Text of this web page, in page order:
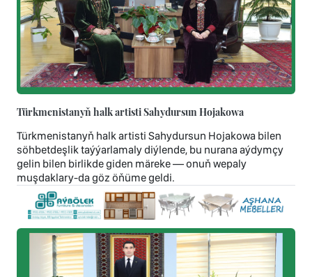
Türkmenistanyň halk artisti Sahydursun Hojakowa
Türkmenistanyň halk artisti Sahydursun Hojakowa bilen
söhbetdeşlik taýýarlamaly diýlende, bu nurana aýdymçy
gelin bilen birlikde giden märeke — onuň wepaly
muşdaklary-da göz öňüme geldi.